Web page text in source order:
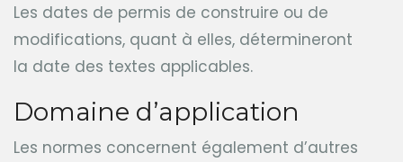
Les dates de permis de construire ou de
modifications, quant à elles, détermineront
la date des textes applicables.
Domaine d’application
Les normes concernent également d’autres